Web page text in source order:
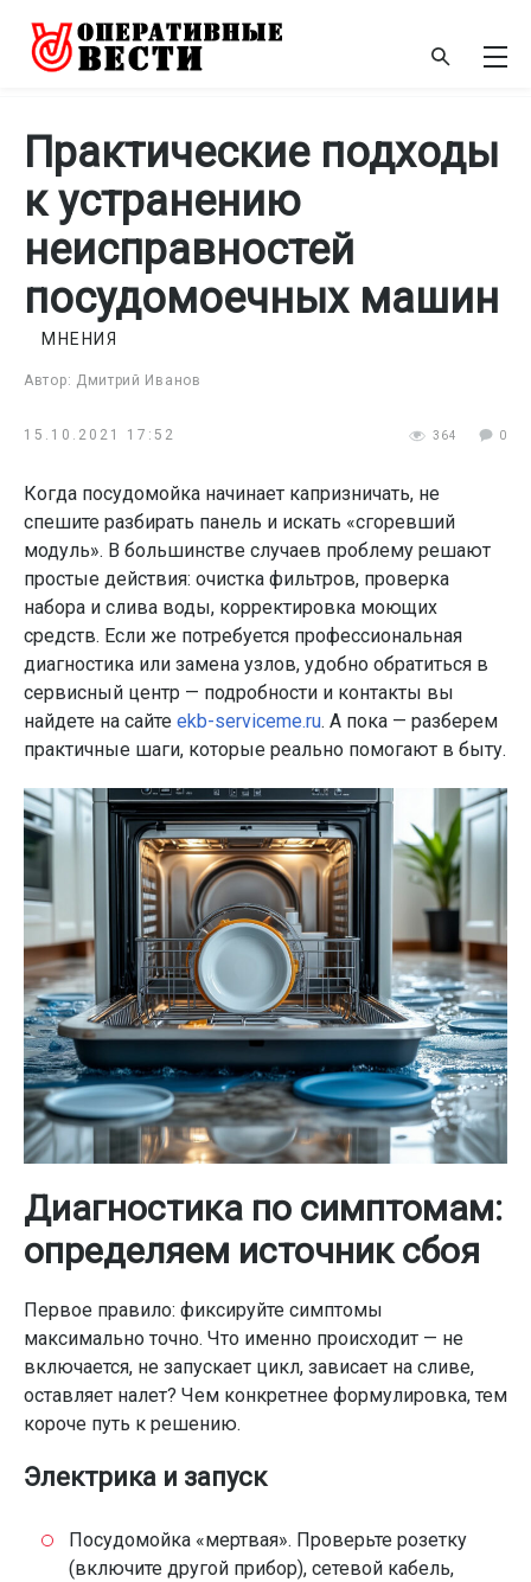
Практические подходы
к устранению
неисправностей
посудомоечных машин
Автор: Дмитрий Иванов
МНЕНИЯ
15.10.2021 17:52 364 0
Когда посудомойка начинает капризничать, не
спешите разбирать панель и искать «сгоревший
модуль». В большинстве случаев проблему решают
простые действия: очистка фильтров, проверка
набора и слива воды, корректировка моющих
средств. Если же потребуется профессиональная
диагностика или замена узлов, удобно обратиться в
сервисный центр — подробности и контакты вы
найдете на сайте ekb-serviceme.ru. А пока — разберем
практичные шаги, которые реально помогают в быту.
Диагностика по симптомам:
определяем источник сбоя
Первое правило: фиксируйте симптомы
максимально точно. Что именно происходит — не
включается, не запускает цикл, зависает на сливе,
оставляет налет? Чем конкретнее формулировка, тем
короче путь к решению.
Электрика и запуск
Посудомойка «мертвая». Проверьте розетку
(включите другой прибор), сетевой кабель,